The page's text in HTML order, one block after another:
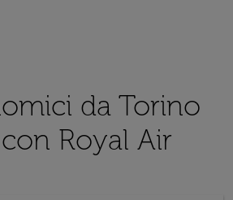
da Torino
Royal Air